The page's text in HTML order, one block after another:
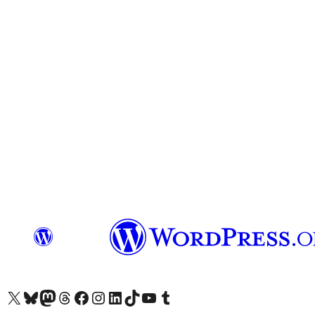
ຢ້ຽມຊົມບັນຊີ X (ຊື່ເກົ່າ Twitter) ຂອງພວກເຮົາຢ້ຽມຊົມບັນຊີ Bluesky ຂອງພວກເຮົາຢ້ຽມຊົມບັນຊີ Mastodon ຂອງພວກເຮົາຢ້ຽມຊົມບັນຊີ Threads ຂອງພວກເຮົາຢ້ຽມຊົມໜ້າ Facebook ຂອງພວກເຮົາຢ້ຽມຊົມບັນຊີ Instagram ຂອງພວກເຮົາຢ້ຽມຊົມບັນຊີ LinkedIn ຂອງພວກເຮົາຢ້ຽມຊົມບັນຊີ TikTok ຂອງພວກເຮົາຢ້ຽມຊົມຊ່ອງ YouTube ຂອງພວກເຮົາຢ້ຽມຊົມບັນຊີ Tumblr ຂອງພວກເຮົາ